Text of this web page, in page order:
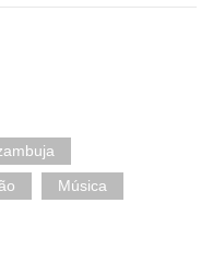
Música